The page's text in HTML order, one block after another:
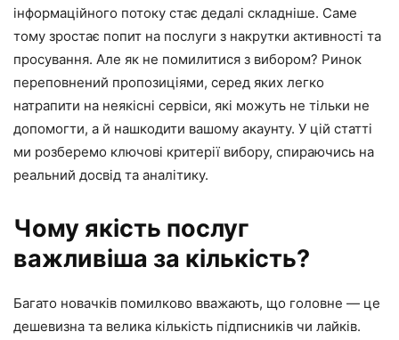
інформаційного потоку стає дедалі складніше. Саме
тому зростає попит на послуги з накрутки активності та
просування. Але як не помилитися з вибором? Ринок
переповнений пропозиціями, серед яких легко
натрапити на неякісні сервіси, які можуть не тільки не
допомогти, а й нашкодити вашому акаунту. У цій статті
ми розберемо ключові критерії вибору, спираючись на
реальний досвід та аналітику.
Чому якість послуг
важливіша за кількість?
Багато новачків помилково вважають, що головне — це
дешевизна та велика кількість підписників чи лайків.